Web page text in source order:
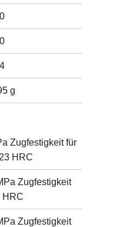
g
Zugfestigkeit für
HRC
Zugfestigkeit
HRC
Zugfestigkeit